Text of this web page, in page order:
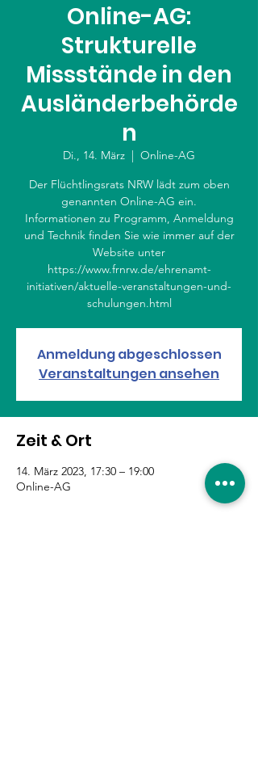
Online-AG:
Strukturelle
Missstände in den
Ausländerbehörde
n
Di., 14. März
  |
Online-AG
Der Flüchtlingsrats NRW lädt zum oben
genannten Online-AG ein.
Informationen zu Programm, Anmeldung
und Technik finden Sie wie immer auf der
Website unter
https://www.frnrw.de/ehrenamt-
initiativen/aktuelle-veranstaltungen-und-
schulungen.html
Anmeldung abgeschlossen
Veranstaltungen ansehen
Zeit & Ort
14. März 2023, 17:30 – 19:00
Online-AG